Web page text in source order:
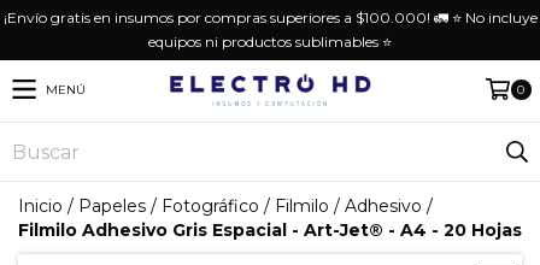
¡Envío gratis en insumos por compras superiores a $100.000! 🚛 ⭐️ No incluye
equipos ni productos sublimables ⭐️
MENÚ 0
Inicio / Papeles / Fotográfico / Filmilo / Adhesivo /
Filmilo Adhesivo Gris Espacial - Art-Jet® - A4 - 20 Hojas